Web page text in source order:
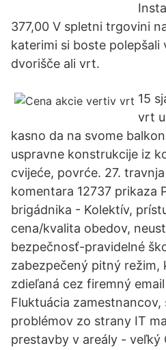
377,00 V spletni trgovini
katerimi si boste polepšali
dvorišče ali vrt.
15
vrt
kasno da na svome
uspravne konstrukcije iz
cvijeće, povrće. 27.
komentara 12737 prikaza
brigádnika - Kolektív,
cena/kvalita obedov,
bezpečnosť-pravidelné
zabezpečený pitný režim,
zdieľaná cez firemný
Fluktuácia zamestnancov,
problémov zo strany IT
prestavby v areály - veľký